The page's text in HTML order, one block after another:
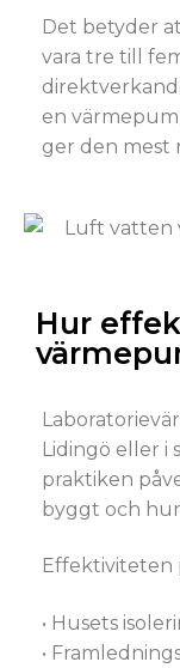
Det betyder
vara tre till
en
ger den mest
Hur
Lidingö eller i
praktiken
byggt och
Effektiviteten
• Husets
•